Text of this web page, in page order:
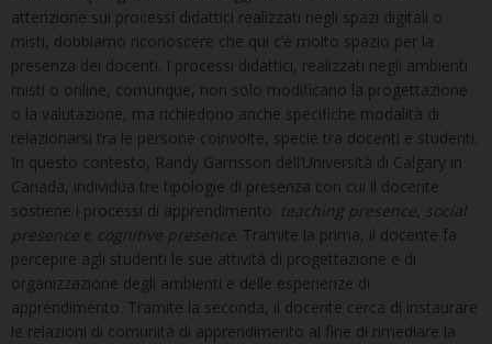
attenzione sui processi didattici realizzati negli spazi digitali o
misti, dobbiamo riconoscere che qui c’è molto spazio per la
presenza dei docenti. I processi didattici, realizzati negli ambienti
misti o online, comunque, non solo modificano la progettazione
o la valutazione, ma richiedono anche specifiche modalità di
relazionarsi tra le persone coinvolte, specie tra docenti e studenti.
In questo contesto, Randy Garrisson dell’Università di Calgary in
Canada, individua tre tipologie di presenza con cui il docente
sostiene i processi di apprendimento: teaching presence, social
presence e cognitive presence. Tramite la prima, il docente fa
percepire agli studenti le sue attività di progettazione e di
organizzazione degli ambienti e delle esperienze di
apprendimento. Tramite la seconda, il docente cerca di instaurare
le relazioni di comunità di apprendimento al fine di rimediare la